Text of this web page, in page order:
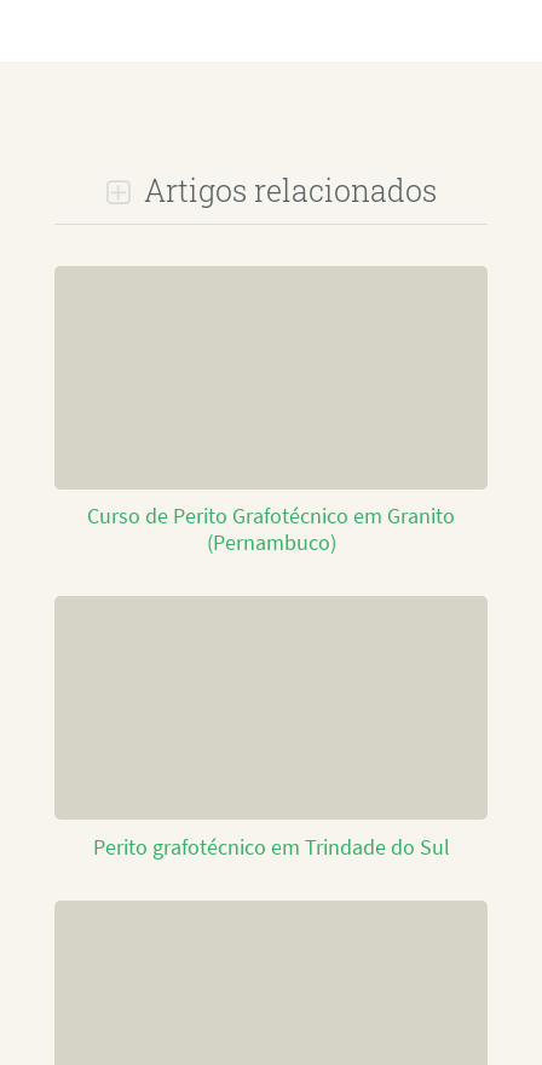
Artigos relacionados
Curso de Perito Grafotécnico em Granito
(Pernambuco)
Perito grafotécnico em Trindade do Sul